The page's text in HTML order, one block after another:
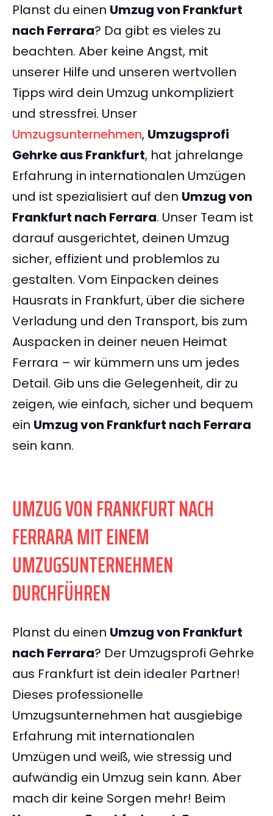
Planst du einen Umzug von Frankfurt
nach Ferrara? Da gibt es vieles zu
beachten. Aber keine Angst, mit
unserer Hilfe und unseren wertvollen
Tipps wird dein Umzug unkompliziert
und stressfrei. Unser
Umzugsunternehmen, Umzugsprofi
Gehrke aus Frankfurt, hat jahrelange
Erfahrung in internationalen Umzügen
und ist spezialisiert auf den Umzug von
Frankfurt nach Ferrara. Unser Team ist
darauf ausgerichtet, deinen Umzug
sicher, effizient und problemlos zu
gestalten. Vom Einpacken deines
Hausrats in Frankfurt, über die sichere
Verladung und den Transport, bis zum
Auspacken in deiner neuen Heimat
Ferrara – wir kümmern uns um jedes
Detail. Gib uns die Gelegenheit, dir zu
zeigen, wie einfach, sicher und bequem
ein Umzug von Frankfurt nach Ferrara
sein kann.
UMZUG VON FRANKFURT NACH
FERRARA MIT EINEM
UMZUGSUNTERNEHMEN
DURCHFÜHREN
Planst du einen Umzug von Frankfurt
nach Ferrara? Der Umzugsprofi Gehrke
aus Frankfurt ist dein idealer Partner!
Dieses professionelle
Umzugsunternehmen hat ausgiebige
Erfahrung mit internationalen
Umzügen und weiß, wie stressig und
aufwändig ein Umzug sein kann. Aber
mach dir keine Sorgen mehr! Beim